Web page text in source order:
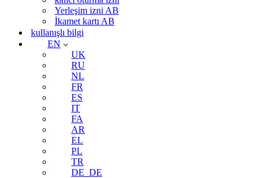
Yerleşim izni AB
İkamet kartı AB
kullanışlı bilgi
EN
UK
RU
NL
FR
ES
IT
FA
AR
EL
PL
TR
DE_DE